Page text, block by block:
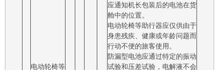
电动轮椅等
应通知机长包装后的电池在货
舱中的位置。
电动轮椅等助行器应仅供由于
身患残疾、健康或年龄问题而
行动不便的旅客使用。
防漏型电池应通过特定的振动
试验和压差试验，电解液不会